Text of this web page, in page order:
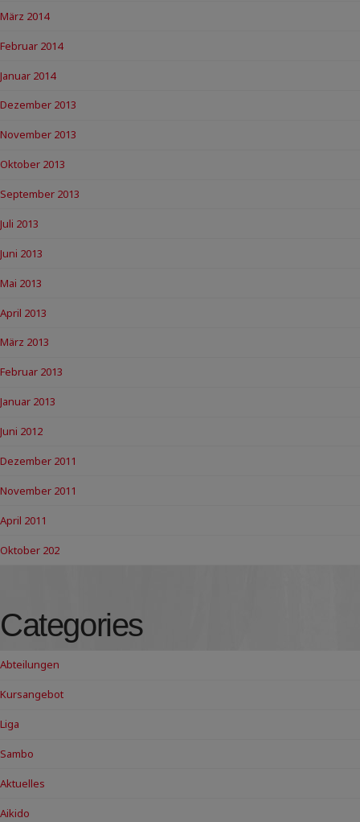
März 2014
Februar 2014
Januar 2014
Dezember 2013
November 2013
Oktober 2013
September 2013
Juli 2013
Juni 2013
Mai 2013
April 2013
März 2013
Februar 2013
Januar 2013
Juni 2012
Dezember 2011
November 2011
April 2011
Oktober 202
Categories
Abteilungen
Kursangebot
Liga
Sambo
Aktuelles
Aikido